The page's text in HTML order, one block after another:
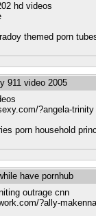
hd videos
themed porn
911 video 2005
?angela-trinity
porn household
have pornhub
outrage cnn
?ally-makenna